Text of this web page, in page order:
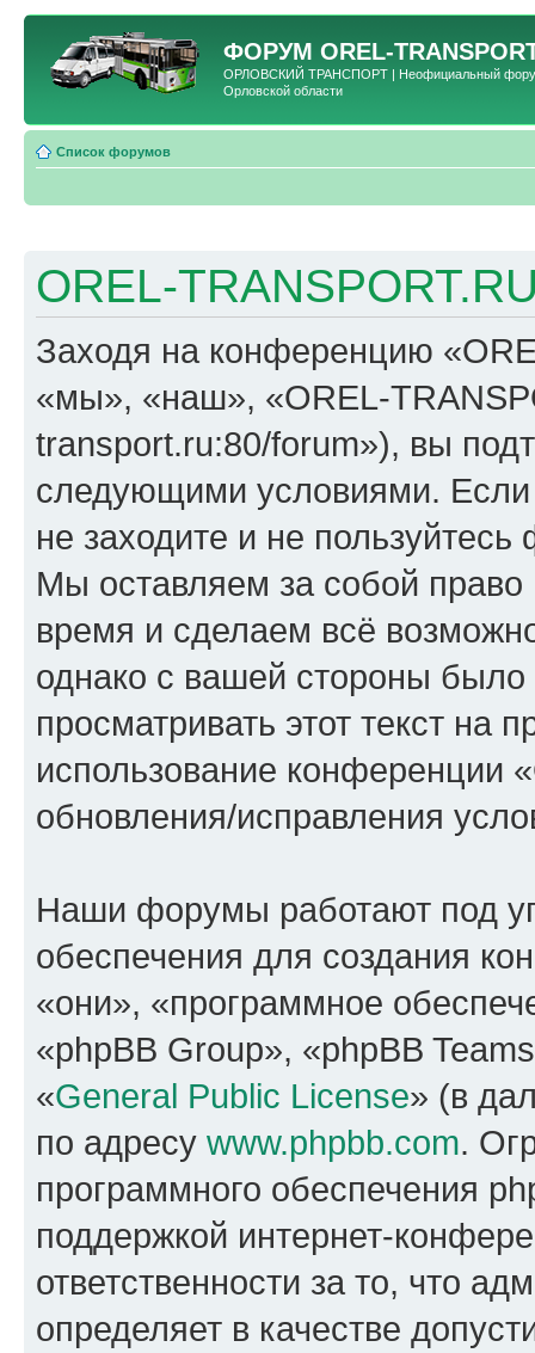
ФОРУМ OREL-
ОРЛОВСКИЙ ТРАНСПОРТ | Неофициальный форум
Орловской области
Список форумов
OREL-
Заходя на конференцию
«мы», «наш», «OREL-
transport.ru:80/forum»), вы
следующими условиями.
не заходите и не
Мы оставляем за собой
время и сделаем всё
однако с вашей стороны
просматривать этот текст на
использование конференции
обновления/исправления
Наши форумы работают под
обеспечения для создания
«они», «программное
«phpBB Group», «phpBB
«General Public License» (в
по адресу www.phpbb.com.
программного обеспечения
поддержкой интернет-
ответственности за то, что
определяет в качестве